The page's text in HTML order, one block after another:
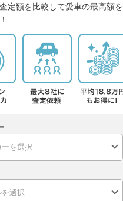
定額を比較して愛車の最高額を